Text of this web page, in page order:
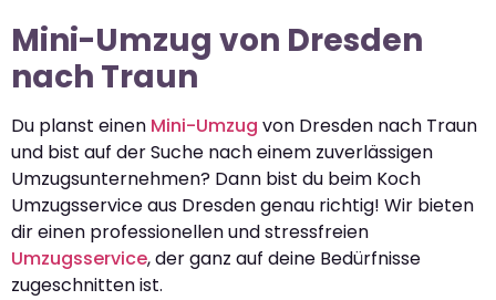
Mini-Umzug von Dresden
nach Traun
Du planst einen Mini-Umzug von Dresden nach Traun
und bist auf der Suche nach einem zuverlässigen
Umzugsunternehmen? Dann bist du beim Koch
Umzugsservice aus Dresden genau richtig! Wir bieten
dir einen professionellen und stressfreien
Umzugsservice, der ganz auf deine Bedürfnisse
zugeschnitten ist.